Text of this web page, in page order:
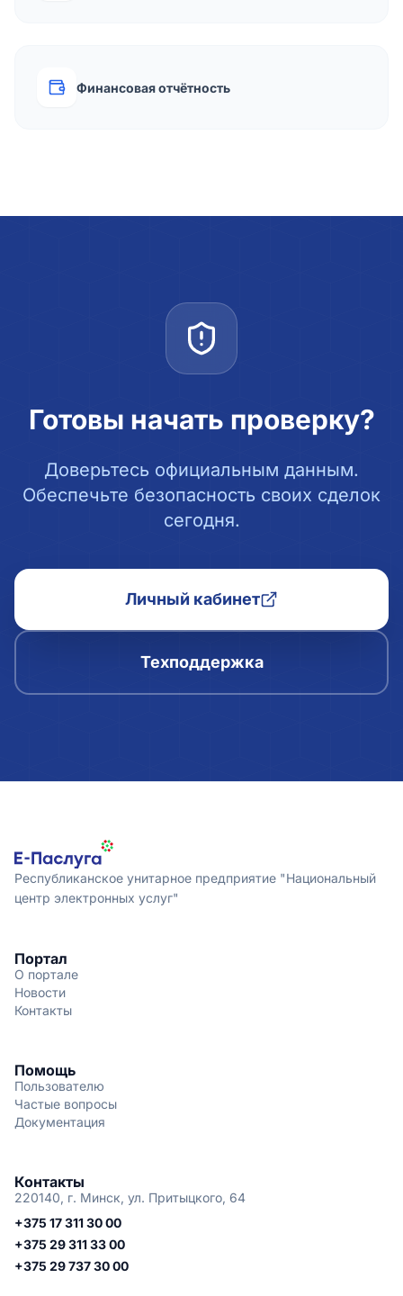
Финансовая отчётность
Готовы начать проверку?
Доверьтесь официальным данным.
Обеспечьте безопасность своих сделок
сегодня.
Личный кабинет
Техподдержка
Республиканское унитарное предприятие "Национальный
центр электронных услуг"
Портал
О портале
Новости
Контакты
Помощь
Пользователю
Частые вопросы
Документация
Контакты
220140, г. Минск, ул. Притыцкого, 64
+375 17 311 30 00
+375 29 311 33 00
+375 29 737 30 00